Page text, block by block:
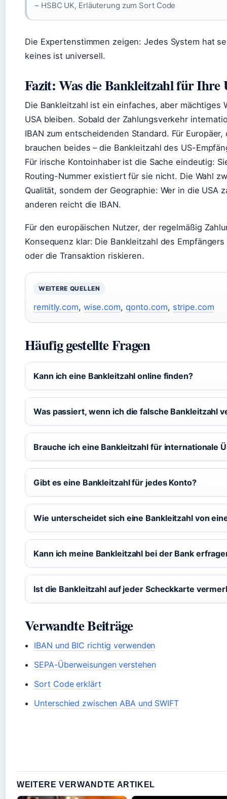
– HSBC UK, Erläuterung zum Sort Code
Die Expertenstimmen zeigen: Jedes System hat
keines ist universell.
Fazit: Was die Bankleitzahl für Ihre
Die Bankleitzahl ist ein einfaches, aber mächtiges
USA bleiben. Sobald der Zahlungsverkehr
IBAN zum entscheidenden Standard. Für
brauchen beides – die Bankleitzahl des US-
Für irische Kontoinhaber ist die Sache eindeutig:
Routing-Nummer existiert für sie nicht. Die Wahl
Qualität, sondern der Geographie: Wer in die USA
anderen reicht die IBAN.
Für den europäischen Nutzer, der regelmäßig
Konsequenz klar: Die Bankleitzahl des
oder die Transaktion riskieren.
WEITERE QUELLEN
remitly.com, wise.com, qonto.com, stripe.com
Häufig gestellte Fragen
Kann ich eine Bankleitzahl online finden?
Was passiert, wenn ich die falsche Bankleitzahl
Brauche ich eine Bankleitzahl für internationale
Gibt es eine Bankleitzahl für jedes Konto?
Wie unterscheidet sich eine Bankleitzahl von
Kann ich meine Bankleitzahl bei der Bank
Ist die Bankleitzahl auf jeder Scheckkarte
Verwandte Beiträge
IBAN und BIC richtig verwenden
SEPA-Überweisungen verstehen
Sort Code erklärt
Unterschied zwischen ABA und SWIFT
WEITERE VERWANDTE ARTIKEL